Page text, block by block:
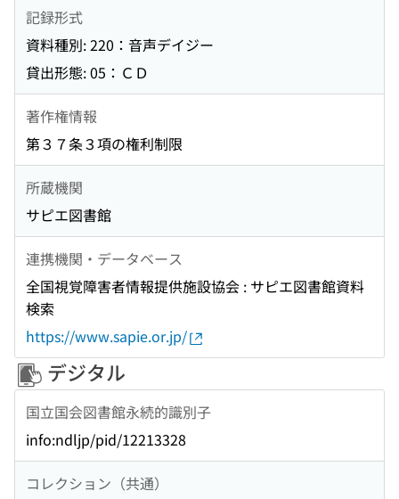
記録形式
資料種別: 220：音声デイジー
貸出形態: 05：ＣＤ
著作権情報
第３７条３項の権利制限
所蔵機関
サピエ図書館
連携機関・データベース
全国視覚障害者情報提供施設協会 : サピエ図書館資料
検索
https://www.sapie.or.jp/
デジタル
国立国会図書館永続的識別子
info:ndljp/pid/12213328
コレクション（共通）